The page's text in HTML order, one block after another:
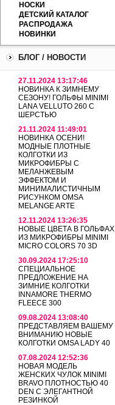
НОСКИ
ДЕТСКИЙ КАТАЛОГ
РАСПРОДАЖА
НОВИНКИ
БЛОГ / НОВОСТИ
27.11.2024 13:17:46
НОВИНКА К ЗИМНЕМУ
СЕЗОНУ! ГОЛЬФЫ MINIMI
LANA VELLUTO 260 С
ШЕРСТЬЮ
21.11.2024 11:49:01
НОВИНКА ОСЕНИ!
МОДНЫЕ ПЛОТНЫЕ
КОЛГОТКИ ИЗ
МИКРОФИБРЫ С
МЕЛАНЖЕВЫМ
ЭФФЕКТОМ И
МИНИМАЛИСТИЧНЫМ
РИСУНКОМ OMSA
MELANGE ARTE
12.11.2024 13:26:35
НОВЫЕ ЦВЕТА В ГОЛЬФАХ
ИЗ МИКРОФИБРЫ MINIMI
MICRO COLORS 70 3D
30.09.2024 17:25:10
СПЕЦИАЛЬНОЕ
ПРЕДЛОЖЕНИЕ НА
ЗИМНИЕ КОЛГОТКИ
INNAMORE THERMO
FLEECE 300
09.08.2024 13:08:40
ПРЕДСТАВЛЯЕМ ВАШЕМУ
ВНИМАНИЮ НОВЫЕ
КОЛГОТКИ OMSA LADY 40
07.08.2024 12:52:36
НОВАЯ МОДЕЛЬ
ЖЕНСКИХ ЧУЛОК MINIMI
BRAVO ПЛОТНОСТЬЮ 40
DEN С ЭЛЕГАНТНОЙ
РЕЗИНКОЙ